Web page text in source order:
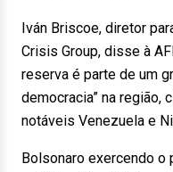
Iván Briscoe, diretor
Crisis Group, disse à
reserva é parte de um
democracia” na região,
notáveis Venezuela e
Bolsonaro exercendo o